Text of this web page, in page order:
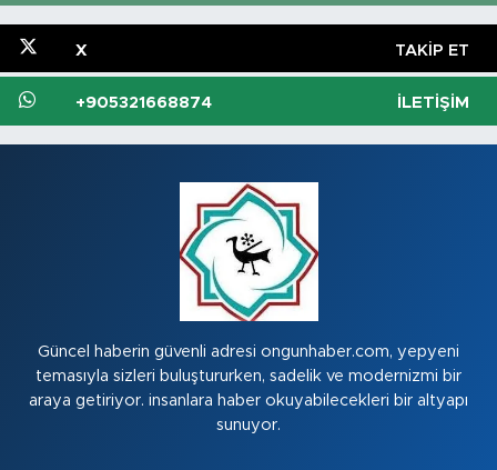
X TAKIP ET
+905321668874 İLETIŞIM
Güncel haberin güvenli adresi ongunhaber.com, yepyeni
temasıyla sizleri buluştururken, sadelik ve modernizmi bir
araya getiriyor. insanlara haber okuyabilecekleri bir altyapı
sunuyor.